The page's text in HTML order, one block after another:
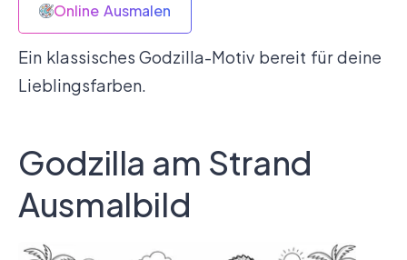
Online Ausmalen
Ein klassisches Godzilla-Motiv bereit für deine
Lieblingsfarben.
Godzilla am Strand
Ausmalbild